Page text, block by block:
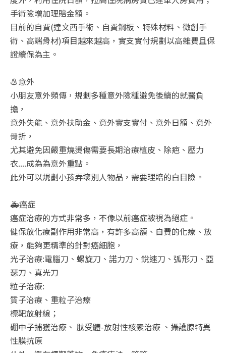
手術險增加理賠金額。
目前的自費(達文西手術、自費鋼板、特殊材料、微創手
術、高端骨材)項目越來越高，實支實付規劃以高雜費且保
證續保為主。
♨️意外
小朋友意外頻傳，規劃多種意外險種避免後續的就醫負
擔，
意外失能、意外扶助金、意外實支實付、意外日額、意外
骨折，
尤其避免因嚴重燒燙傷需要長期治療植皮、除疤、壓力
衣....成為為意外重點。
此外可以規劃小孩弄壞別人物品，需要理賠的白目險。
🚑癌症
癌症治療的方式非常多，不像以前癌症被視為絕症。
健保放化療副作用非常高，有許多高額、自費的化療、放
療，能夠更精準的針對癌細胞，
光子治療:電腦刀、螺旋刀、諾力刀、銳速刀、弧形刀、亞
瑟刀、真光刀
粒子治療:
質子治療、重粒子治療
標靶放射線；
硼中子捕獲治療、 肽受體-放射性核素治療 、攝護腺特異
性膜抗原